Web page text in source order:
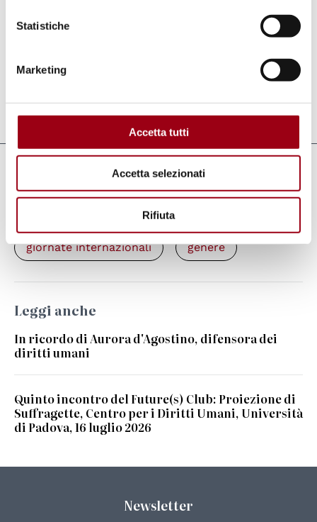
Statistiche
Marketing
Accetta tutti
Accetta selezionati
Rifiuta
Aggiornato il:25.11.2024
giornate internazionali genere
Leggi anche
In ricordo di Aurora d'Agostino, difensora dei
diritti umani
Quinto incontro del Future(s) Club: Proiezione di
Suffragette, Centro per i Diritti Umani, Università
di Padova, 16 luglio 2026
Newsletter